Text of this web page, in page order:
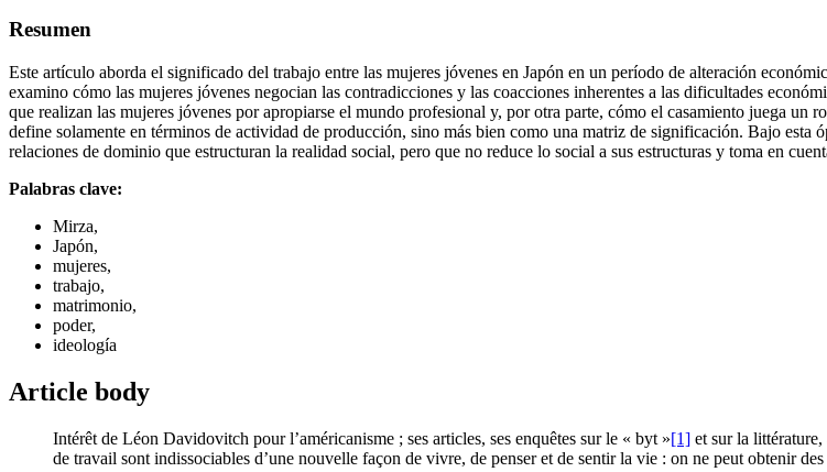
Resumen
Este artículo aborda el significado del trabajo entre las mujeres jóvenes en Japón en un período de alteración
examino cómo las mujeres jóvenes negocian las contradicciones y las coacciones inherentes a las dificultades
que realizan las mujeres jóvenes por apropiarse el mundo profesional y, por otra parte, cómo el casamiento juega un
define solamente en términos de actividad de producción, sino más bien como una matriz de significación. Bajo
relaciones de dominio que estructuran la realidad social, pero que no reduce lo social a sus estructuras y toma en
Palabras clave:
Mirza,
Japón,
mujeres,
trabajo,
matrimonio,
poder,
ideología
Article body
Intérêt de Léon Davidovitch pour l’américanisme ; ses articles, ses enquêtes sur le « byt »[1] et sur la
de travail sont indissociables d’une nouvelle façon de vivre, de penser et de sentir la vie : on ne peut obtenir